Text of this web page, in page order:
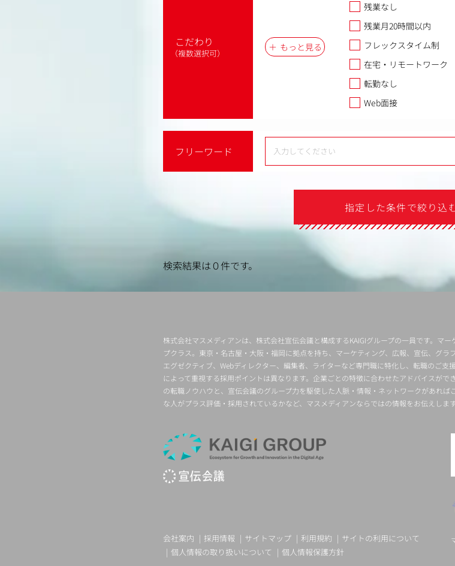
こだわり
（複数選択可）
もっと見る
残業なし
残業月20時間以内
フレックスタイム制
在宅・リモートワーク
転勤なし
Web面接
フリーワード
指定した条件で絞り込
検索結果は０件です。
株式会社マスメディアンは、株式会社宣伝会議と構成するKAIGIグループの一員です。マ
プクラス。東京・名古屋・大阪・福岡に拠点を持ち、マーケティング、広報、宣伝、グ
エグゼクティブ、Webディレクター、編集者、ライターなど専門職に特化し、転職のご
によって重視する採用ポイントは異なります。企業ごとの特徴に合わせたアドバイスが
の転職ノウハウと、宣伝会議のグループ力を駆使した人脈・情報・ネットワークがあれ
な人がプラス評価・採用されているかなど、マスメディアンならではの情報をお伝えします
会社案内 採用情報 サイトマップ 利用規約
サイトの利用について
個人情報の取り扱いについて
個人情報保護方針